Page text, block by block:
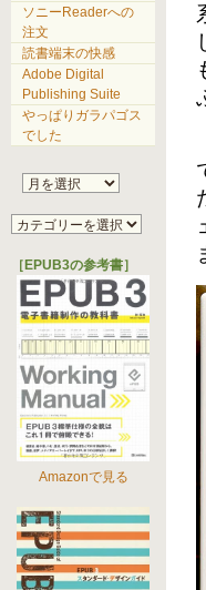
ソニーReaderへの
注文
読書端末の快感
Adobe Digital
Publishing Suite
やっぱりガラパゴス
でした
［EPUB3の参考書］
Amazonで見る